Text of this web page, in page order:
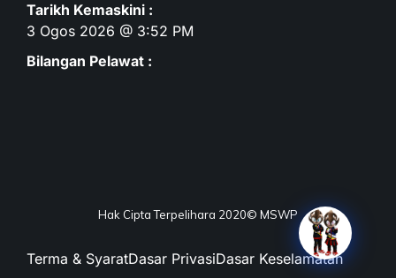
Tarikh Kemaskini :
3 Ogos 2026 @ 3:52 PM
Bilangan Pelawat :
Hak Cipta Terpelihara 2020© MSWP
Terma & SyaratDasar PrivasiDasar Keselamatan